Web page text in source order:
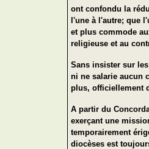
ont confondu la
l'une à l'autre; que
et plus commode
religieuse et au
Sans insister sur
ni ne salarie aucun
plus, officiellement
A partir du
exerçant une
temporairement
diocèses est